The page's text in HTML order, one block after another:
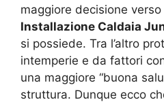
maggiore decisione
Installazione Caldaia
si possiede. Tra l’altro
intemperie e da fattori
una maggiore “buona
struttura. Dunque ecco